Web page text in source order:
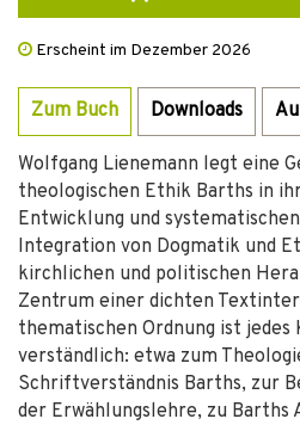
Erscheint im Dezember 2026
Zum Buch Downloads
Wolfgang Lienemann legt eine
theologischen Ethik Barths in
Entwicklung und
Integration von Dogmatik und
kirchlichen und politischen
Zentrum einer dichten
thematischen Ordnung ist
verständlich: etwa zum
Schriftverständnis Barths, zur
der Erwählungslehre, zu Barths